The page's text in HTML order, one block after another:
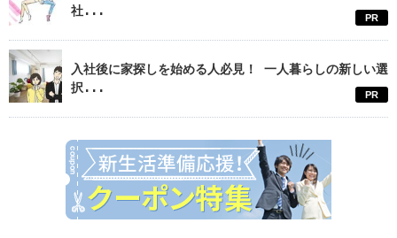
社...
PR
入社後に家探しを始める人必見！ 一人暮らしの新しい選
択...
PR